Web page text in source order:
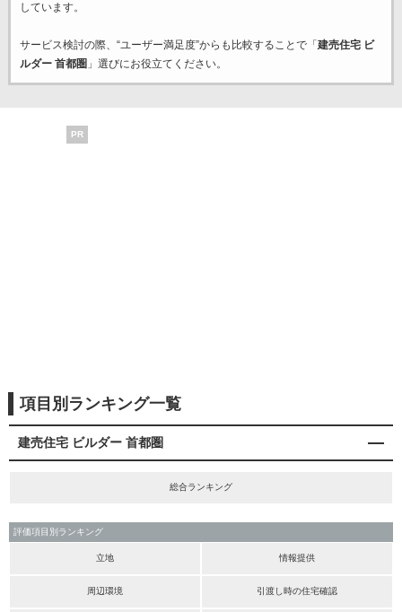
しています。
サービス検討の際、“ユーザー満足度”からも比較することで「 建売住宅 ビ
ルダー 首都圏 」選びにお役立てください。
PR
項目別ランキング一覧
建売住宅 ビルダー 首都圏
総合ランキング
評価項目別ランキング
立地 情報提供
周辺環境 引渡し時の住宅確認